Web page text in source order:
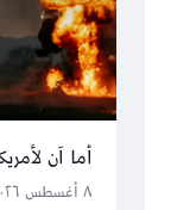
أما آن
٨ أغسطس ٢٠٢٦